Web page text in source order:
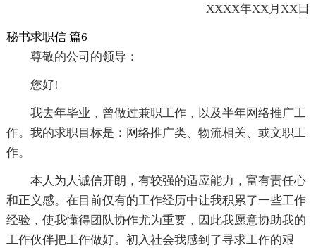
XXXX年XX月XX日
秘书求职信 篇6
尊敬的公司的领导：
您好!
我去年毕业，曾做过兼职工作，以及半年网络推广工
作。我的求职目标是：网络推广类、物流相关、或文职工
作。
本人为人诚信开朗，有较强的适应能力，富有责任心
和正义感。在目前仅有的工作经历中让我积累了一些工作
经验，使我懂得团队协作尤为重要，因此我愿意协助我的
工作伙伴把工作做好。初入社会我感到了寻求工作的艰